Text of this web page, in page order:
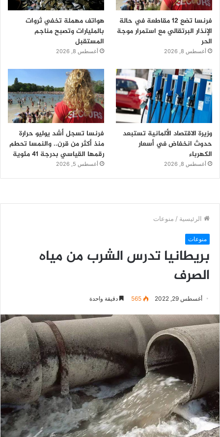
فرنسا تضع 12 مقاطعة في حالة
الإنذار البرتقالي مع استمرار موجة
الحر
أغسطس 8, 2026
هواتف مهملة تخفي ثروات
بالمليارات وتصبح مناجم
المستقبل
أغسطس 8, 2026
وزيرة الاقتصاد الألمانية تستبعد
حدوث انخفاض في أسعار
الكهرباء
أغسطس 8, 2026
فرنسا تسجل أشد يوليو حرارة
منذ أكثر من قرن.. والنمسا تحطم
رقمها القياسي بدرجة 41 مئوية
أغسطس 5, 2026